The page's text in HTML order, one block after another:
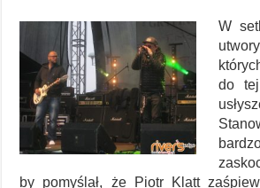
W
do
by pomyślał, że Piotr Klatt